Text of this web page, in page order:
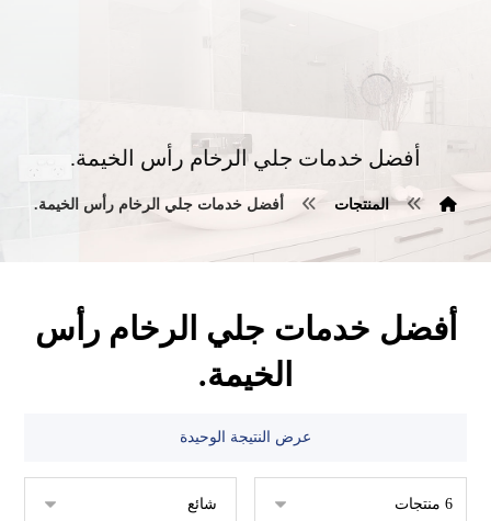
أفضل خدمات جلي الرخام رأس الخيمة.
المنتجات أفضل خدمات جلي الرخام رأس الخيمة.
أفضل خدمات جلي الرخام رأس
الخيمة.
عرض النتيجة الوحيدة